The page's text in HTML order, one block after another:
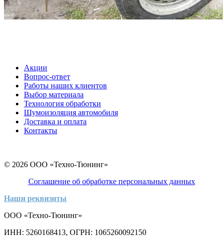
Акции
Вопрос-ответ
Работы наших клиентов
Выбор материала
Технология обработки
Шумоизоляция автомобиля
Доставка и оплата
Контакты
© 2026 ООО «Техно-Тюнинг»
Соглашение об обработке персональных данных
Наши реквизиты
ООО «Техно-Тюнинг»
ИНН: 5260168413, ОГРН: 1065260092150